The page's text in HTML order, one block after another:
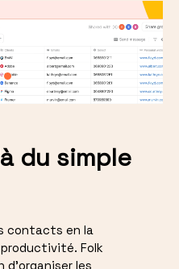
du simple
contacts en la
Folk
d'organiser les